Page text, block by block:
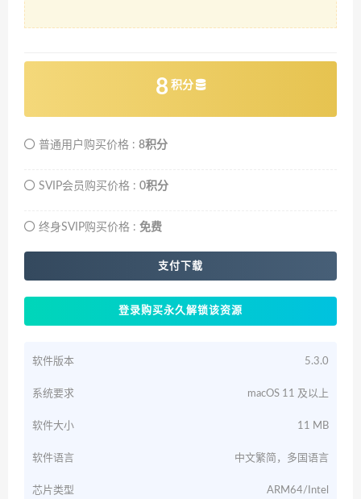
8 积分
普通用户购买价格 : 8积分
SVIP会员购买价格 : 0积分
终身SVIP购买价格 : 免费
支付下载
登录购买永久解锁该资源
软件版本 5.3.0
系统要求 macOS 11 及以上
软件大小 11 MB
软件语言 中文繁简，多国语言
芯片类型 ARM64/Intel